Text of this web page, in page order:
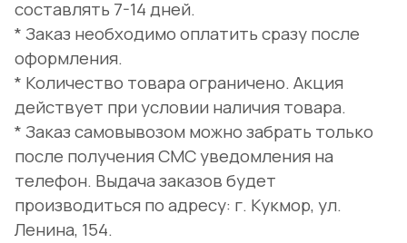
составлять 7-14 дней.
* Заказ необходимо оплатить сразу после
оформления.
* Количество товара ограничено. Акция
действует при условии наличия товара.
* Заказ самовывозом можно забрать только
после получения СМС уведомления на
телефон. Выдача заказов будет
производиться по адресу: г. Кукмор, ул.
Ленина, 154.